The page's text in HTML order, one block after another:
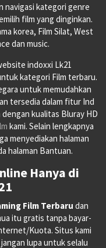
navigasi kategori genre
film yang dinginkan.
korea, Film Silat, West
dan music.
indoxxi Lk21
kategori Film terbaru.
untuk memudahkan
tersedia dalam fitur Ind
dengan kualitas Bluray HD
kami. Selain lengkapnya
menyediakan halaman
halaman Bantuan.
Hanya di
Film Terbaru dan
itu gratis tanpa bayar-
Kuota. Situs kami
lupa untuk selalu